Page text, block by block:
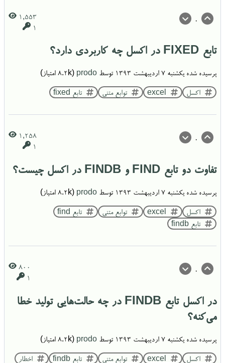
0
1,553
1
تابع FIXED در اکسل چه کاربردی دارد؟
پرسیده شده یکشنبه ۷ اردیبهشت ۱۳۹۳ توسط prodo
(
8.2k امتیاز)
اکسل excel توابع متنی تابع fixed
0
1,258
1
تفاوت دو تابع FIND و FINDB در اکسل چیست؟
پرسیده شده یکشنبه ۷ اردیبهشت ۱۳۹۳ توسط prodo
(
8.2k امتیاز)
اکسل excel توابع متنی
تابع find
تابع findb
0
800
1
در اکسل تابع FINDB در چه حالت‌هایی تولید خطا
می‌کنه؟
پرسیده شده یکشنبه ۷ اردیبهشت ۱۳۹۳ توسط prodo
(
8.2k امتیاز)
اکسل excel توابع متنی تابع findb اخطار